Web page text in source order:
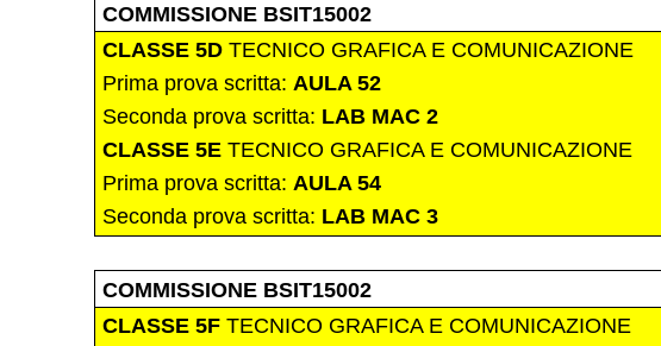
COMMISSIONE BSIT15002
CLASSE 5DTECNICO GRAFICA E COMUNICAZIONE
Prima prova scritta: AULA 52
Seconda prova scritta: LAB MAC 2
CLASSE 5ETECNICO GRAFICA E COMUNICAZIONE
Prima prova scritta: AULA 54
Seconda prova scritta: LAB MAC 3
COMMISSIONE BSIT15002
CLASSE 5FTECNICO GRAFICA E COMUNICAZIONE